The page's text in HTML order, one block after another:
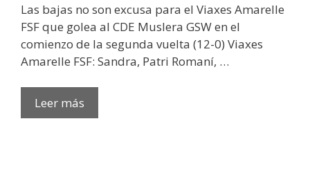
Las bajas no son excusa para el Viaxes Amarelle
FSF que golea al CDE Muslera GSW en el
comienzo de la segunda vuelta (12-0) Viaxes
Amarelle FSF: Sandra, Patri Romaní, …
Leer más